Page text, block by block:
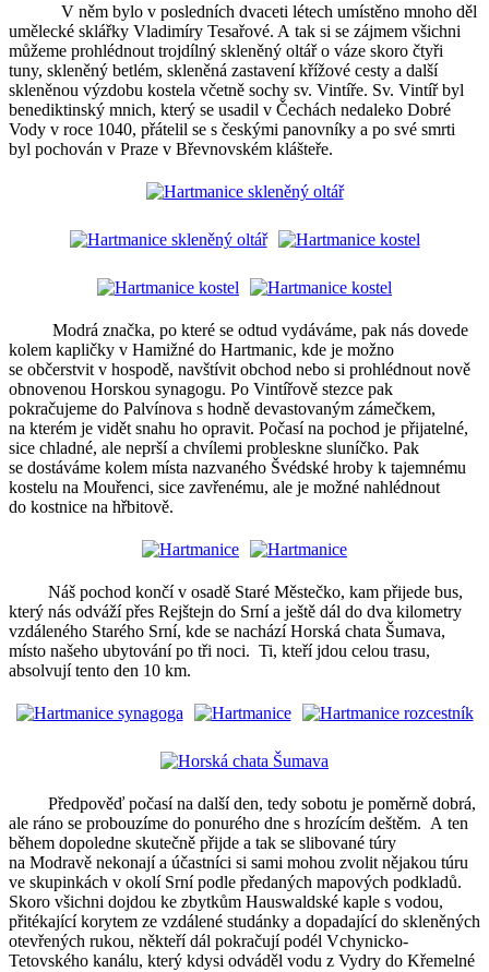
V něm bylo v posledních dvaceti létech umístěno mnoho děl
umělecké sklářky Vladimíry Tesařové. A tak si se zájmem všichni
můžeme prohlédnout trojdílný skleněný oltář o váze skoro čtyři
tuny, skleněný betlém, skleněná zastavení křížové cesty a další
skleněnou výzdobu kostela včetně sochy sv. Vintíře. Sv. Vintíř byl
benediktinský mnich, který se usadil v Čechách nedaleko Dobré
Vody v roce 1040, přátelil se s českými panovníky a po své smrti
byl pochován v Praze v Břevnovském klášteře.
Modrá značka, po které se odtud vydáváme, pak nás dovede
kolem kapličky v Hamižné do Hartmanic, kde je možno
se občerstvit v hospodě, navštívit obchod nebo si prohlédnout nově
obnovenou Horskou synagogu. Po Vintířově stezce pak
pokračujeme do Palvínova s hodně devastovaným zámečkem,
na kterém je vidět snahu ho opravit. Počasí na pochod je přijatelné,
sice chladné, ale neprší a chvílemi probleskne sluníčko. Pak
se dostáváme kolem místa nazvaného Švédské hroby k tajemnému
kostelu na Mouřenci, sice zavřenému, ale je možné nahlédnout
do kostnice na hřbitově.
Náš pochod končí v osadě Staré Městečko, kam přijede bus,
který nás odváží přes Rejštejn do Srní a ještě dál do dva kilometry
vzdáleného Starého Srní, kde se nachází Horská chata Šumava,
místo našeho ubytování po tři noci. Ti, kteří jdou celou trasu,
absolvují tento den 10 km.
Předpověď počasí na další den, tedy sobotu je poměrně dobrá,
ale ráno se probouzíme do ponurého dne s hrozícím deštěm. A ten
během dopoledne skutečně přijde a tak se slibované túry
na Modravě nekonají a účastníci si sami mohou zvolit nějakou túru
ve skupinkách v okolí Srní podle předaných mapových podkladů.
Skoro všichni dojdou ke zbytkům Hauswaldské kaple s vodou,
přitékající korytem ze vzdálené studánky a dopadající do skleněných
otevřených rukou, někteří dál pokračují podél Vchynicko-
Tetovského kanálu, který kdysi odváděl vodu z Vydry do Křemelné